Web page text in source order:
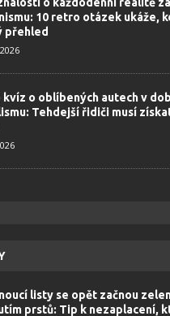
10 retro otázek ukáže,
přehled
kvíz o oblíbených autech v
Tehdejší řidiči musí
listy se opět začnou
prstů: Tip k nezaplacení,